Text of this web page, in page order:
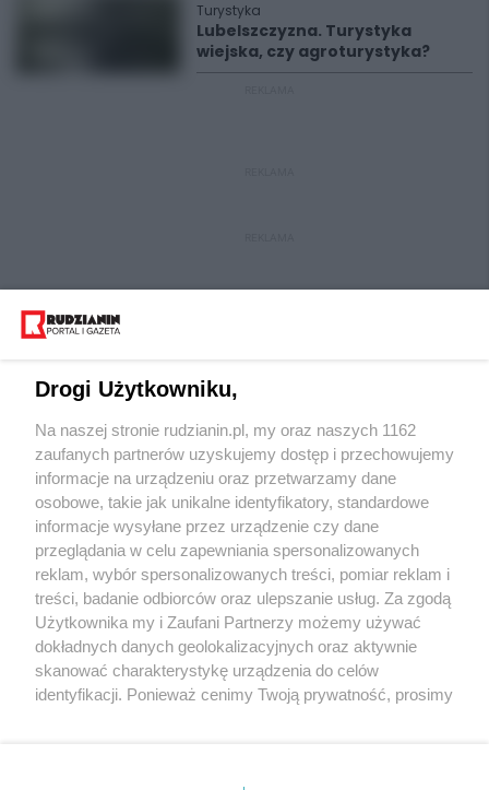
Turystyka
Lubelszczyzna. Turystyka
wiejska, czy agroturystyka?
Wydawca mediów lokalnych
Nie zapomnij
zapoznać się z:
polityką prywatności regulamin korzystania z portali
Twojemiasto
Piekary Śląskie
Chorzów
Tarnowskie Góry
Skontakuj sięz nami
Kontakt
Wydawca
Redakcja
Drogi Użytkowniku,
Na naszej stronie rudzianin.pl, my oraz naszych 1162
zaufanych partnerów uzyskujemy dostęp i przechowujemy
informacje na urządzeniu oraz przetwarzamy dane
osobowe, takie jak unikalne identyfikatory, standardowe
informacje wysyłane przez urządzenie czy dane
przeglądania w celu zapewniania spersonalizowanych
reklam, wybór spersonalizowanych treści, pomiar reklam i
treści, badanie odbiorców oraz ulepszanie usług. Za zgodą
Użytkownika my i Zaufani Partnerzy możemy używać
dokładnych danych geolokalizacyjnych oraz aktywnie
skanować charakterystykę urządzenia do celów
identyfikacji. Ponieważ cenimy Twoją prywatność, prosimy